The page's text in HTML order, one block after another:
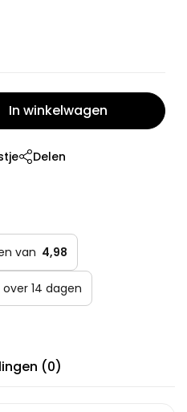
In winkelwagen
Delen
van 4,98
14 dagen
(0)